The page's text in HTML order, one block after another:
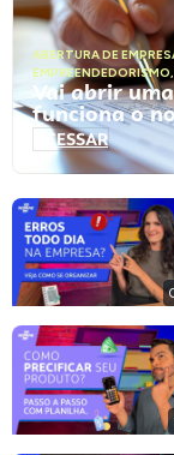
ABERTURA DE
EMPREENDEDORISMO,
Vai abrir
funciona o
ACESSAR